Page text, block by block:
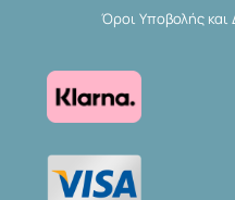
Όροι Υποβολής και